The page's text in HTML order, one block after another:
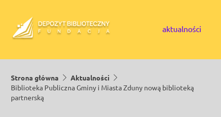
aktualności
Strona główna
Aktualności
Biblioteka Publiczna Gminy i Miasta Zduny nową biblioteką
partnerską